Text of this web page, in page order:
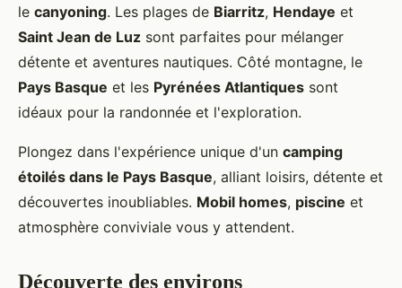
le canyoning. Les plages de Biarritz, Hendaye et
Saint Jean de Luz sont parfaites pour mélanger
détente et aventures nautiques. Côté montagne, le
Pays Basque et les Pyrénées Atlantiques sont
idéaux pour la randonnée et l'exploration.
Plongez dans l'expérience unique d'un camping
étoilés dans le Pays Basque, alliant loisirs, détente et
découvertes inoubliables. Mobil homes, piscine et
atmosphère conviviale vous y attendent.
Découverte des environs